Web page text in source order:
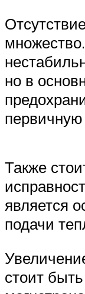
но в
Также
является
подачи
стоит